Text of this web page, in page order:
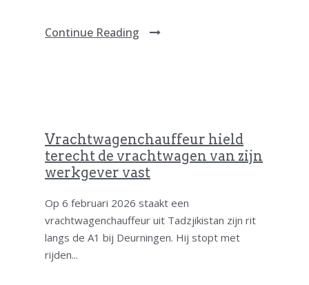
Continue Reading
Vrachtwagenchauffeur hield
terecht de vrachtwagen van zijn
werkgever vast
Op 6 februari 2026 staakt een
vrachtwagenchauffeur uit Tadzjikistan zijn rit
langs de A1 bij Deurningen. Hij stopt met
rijden...